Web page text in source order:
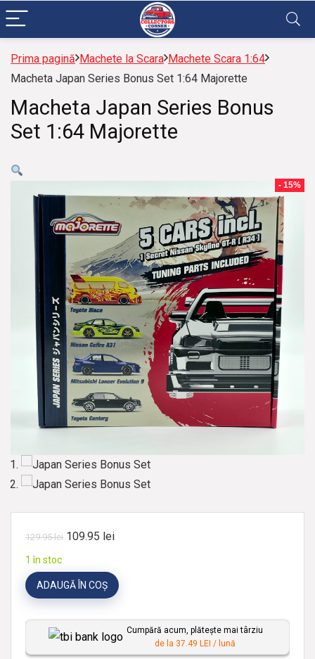
Prima pagină Machete la Scara Machete Scara 1:64
Macheta Japan Series Bonus Set 1:64 Majorette
Macheta Japan Series Bonus
Set 1:64 Majorette
- 15%
129.95lei 109.95 lei
1 în stoc
ADAUGĂ ÎN COȘ
Cumpără acum, plătește mai târziu
de la 37.49 LEI / lună